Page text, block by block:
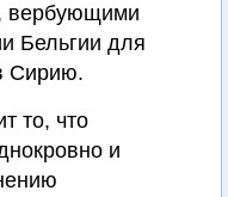
вербующими
Бельгии для
Сирию.
то, что
и